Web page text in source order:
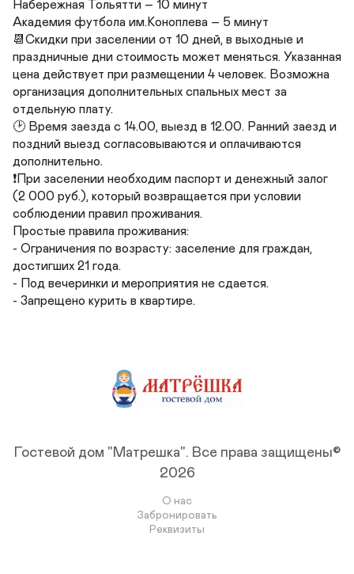
Набережная Тольятти – 10 минут
Академия футбола им.Коноплева – 5 минут
📆Скидки при заселении от 10 дней, в выходные и
праздничные дни стоимость может меняться. Указанная
цена действует при размещении 4 человек. Возможна
организация дополнительных спальных мест за
отдельную плату.
🕑 Время заезда с 14.00, выезд в 12.00. Ранний заезд и
поздний выезд согласовываются и оплачиваются
дополнительно.
❗️При заселении необходим паспорт и денежный залог
(2 000 руб.), который возвращается при условии
соблюдении правил проживания.
Простые правила проживания:
- Ограничения по возрасту: заселение для граждан,
достигших 21 года.
- Под вечеринки и мероприятия не сдается.
- Запрещено курить в квартире.
Гостевой дом "Матрешка". Все права защищены©
2026
О нас
Забронировать
Реквизиты